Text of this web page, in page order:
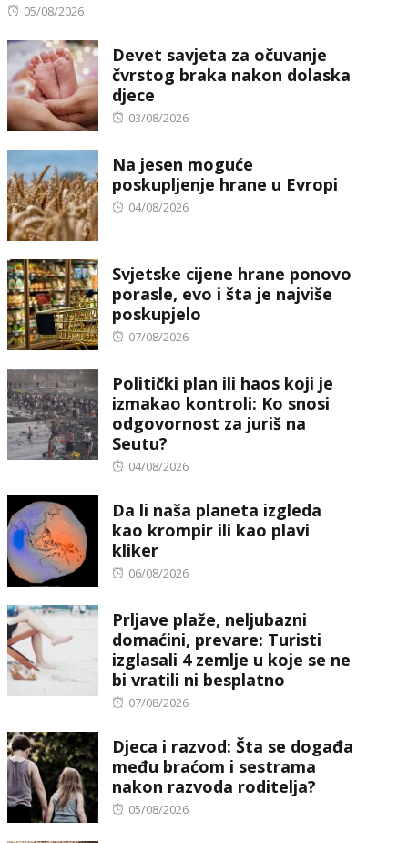
Posted
05/08/2026
Devet savjeta za očuvanje
čvrstog braka nakon dolaska
djece
Posted
03/08/2026
Na jesen moguće
poskupljenje hrane u Evropi
Posted
04/08/2026
Svjetske cijene hrane ponovo
porasle, evo i šta je najviše
poskupjelo
Posted
07/08/2026
Politički plan ili haos koji je
izmakao kontroli: Ko snosi
odgovornost za juriš na
Seutu?
Posted
04/08/2026
Da li naša planeta izgleda
kao krompir ili kao plavi
kliker
Posted
06/08/2026
Prljave plaže, neljubazni
domaćini, prevare: Turisti
izglasali 4 zemlje u koje se ne
bi vratili ni besplatno
Posted
07/08/2026
Djeca i razvod: Šta se događa
među braćom i sestrama
nakon razvoda roditelja?
Posted
05/08/2026